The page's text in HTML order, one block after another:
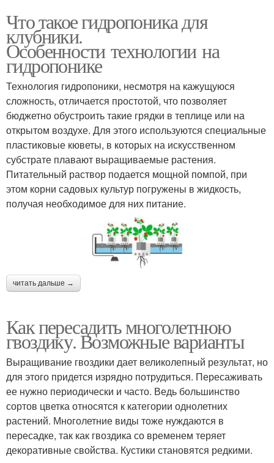
Что такое гидропоника для
клубники.
Особенности технологии на
гидропонике
Технология гидропоники, несмотря на кажущуюся
сложность, отличается простотой, что позволяет
бюджетно обустроить такие грядки в теплице или на
открытом воздухе. Для этого используются специальные
пластиковые кюветы, в которых на искусственном
субстрате плавают выращиваемые растения.
Питательный раствор подается мощной помпой, при
этом корни садовых культур погружены в жидкость,
получая необходимое для них питание.
читать дальше →
Как пересадить многолетнюю
гвоздику. Возможные варианты
Выращивание гвоздики дает великолепный результат, но
для этого придется изрядно потрудиться. Пересаживать
ее нужно периодически и часто. Ведь большинство
сортов цветка относятся к категории однолетних
растений. Многолетние виды тоже нуждаются в
пересадке, так как гвоздика со временем теряет
декоративные свойства. Кустики становятся редкими.